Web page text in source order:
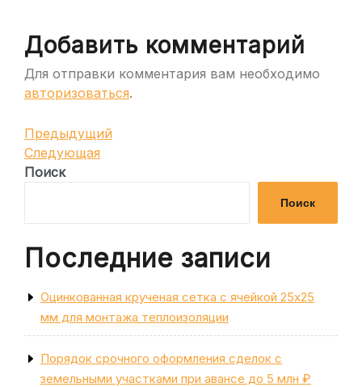
Добавить комментарий
Для отправки комментария вам необходимо
авторизоваться.
Навигация
по
записям
Предыдущая
запись
Предыдущий
Следующая
запись
Следующая
Поиск
Поиск
Последние записи
Оцинкованная крученая сетка с ячейкой 25х25
мм для монтажа теплоизоляции
Порядок срочного оформления сделок с
земельными участками при авансе до 5 млн ₽